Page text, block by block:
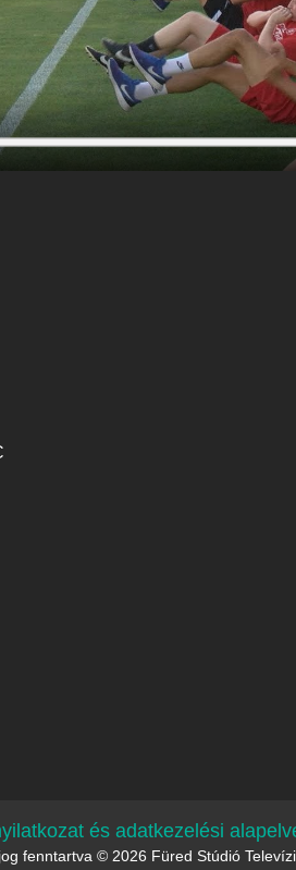
és adatkezelési
fenntartva © 2026 Füred Stúdió